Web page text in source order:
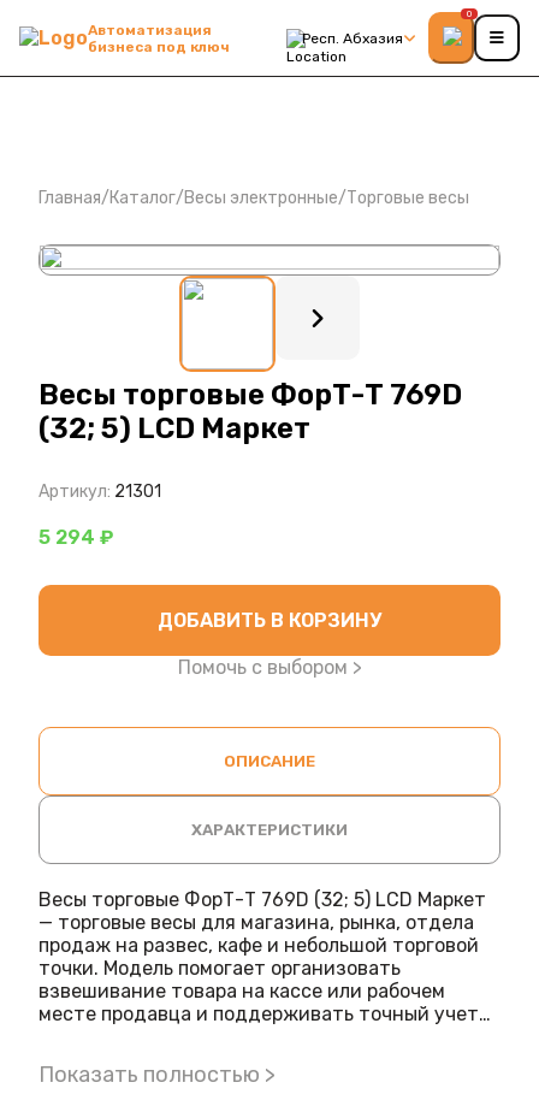
Автоматизация
бизнеса под ключ
Респ. Абхазия
0
Главная/Каталог/Весы электронные/Торговые весы
: ?>
Весы торговые ФорТ-Т 769D
(32; 5) LCD Маркет
Артикул: 21301
5 294 ₽
ДОБАВИТЬ В КОРЗИНУ
Помочь с выбором >
ОПИСАНИЕ
ХАРАКТЕРИСТИКИ
Весы торговые ФорТ-Т 769D (32; 5) LCD Маркет
— торговые весы для магазина, рынка, отдела
продаж на развес, кафе и небольшой торговой
точки. Модель помогает организовать
взвешивание товара на кассе или рабочем
месте продавца и поддерживать точный учет
кассового контура.
Показать полностью >